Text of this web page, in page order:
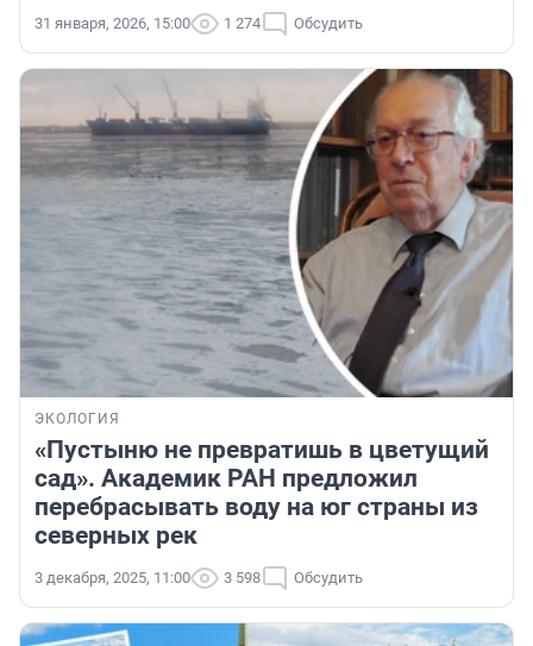
31 января, 2026, 15:00 1 274 Обсудить
ЭКОЛОГИЯ
«Пустыню не превратишь в цветущий
сад». Академик РАН предложил
перебрасывать воду на юг страны из
северных рек
3 декабря, 2025, 11:00 3 598 Обсудить